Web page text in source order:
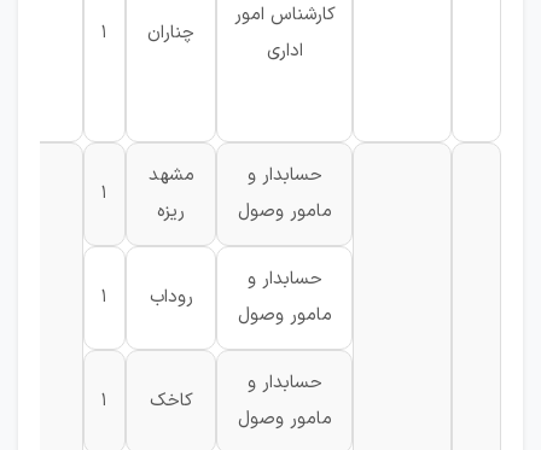
کارشناس امور
اداری
چناران 1
حسابدار و
مامور وصول
مشهد
ریزه
1
حسابدار و
مامور وصول
روداب 1
حسابدار و
مامور وصول
کاخک 1